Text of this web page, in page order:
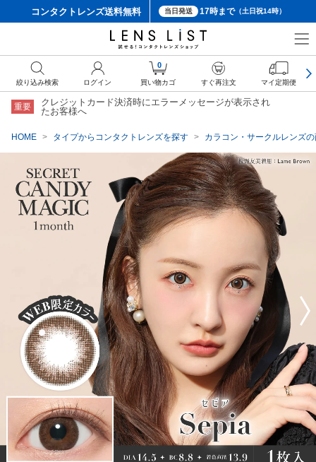
コンタクトレンズ送料無料 当日発送 17時まで（土日祝14時）
重要
クレジットカード決済時にエラーメッセージが表示され
たお客様へ
HOME タイプからコンタクトレンズを探す カラコン・サークルレンズ
絞り込み検索 ログイン
0
買い物カゴ すぐ再注文 マイ定期便
クーポン詳細